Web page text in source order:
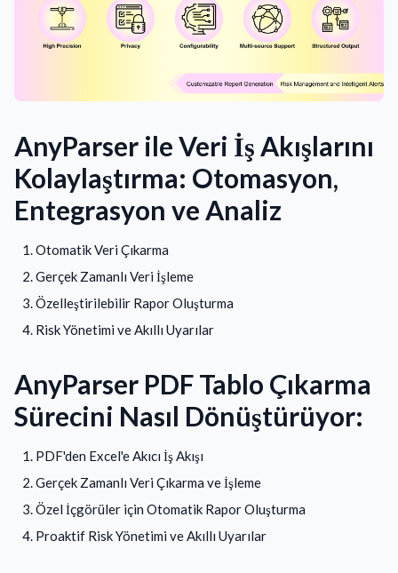
AnyParser ile Veri İş Akışlarını
Kolaylaştırma: Otomasyon,
Entegrasyon ve Analiz
Otomatik Veri Çıkarma
Gerçek Zamanlı Veri İşleme
Özelleştirilebilir Rapor Oluşturma
Risk Yönetimi ve Akıllı Uyarılar
AnyParser PDF Tablo Çıkarma
Sürecini Nasıl Dönüştürüyor:
PDF'den Excel'e Akıcı İş Akışı
Gerçek Zamanlı Veri Çıkarma ve İşleme
Özel İçgörüler için Otomatik Rapor Oluşturma
Proaktif Risk Yönetimi ve Akıllı Uyarılar